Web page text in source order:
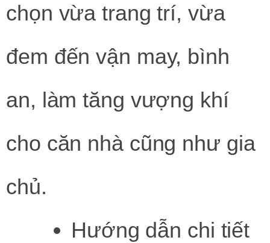
chọn vừa trang trí, vừa
đem đến vận may, bình
an, làm tăng vượng khí
cho căn nhà cũng như gia
chủ.
Hướng dẫn chi tiết